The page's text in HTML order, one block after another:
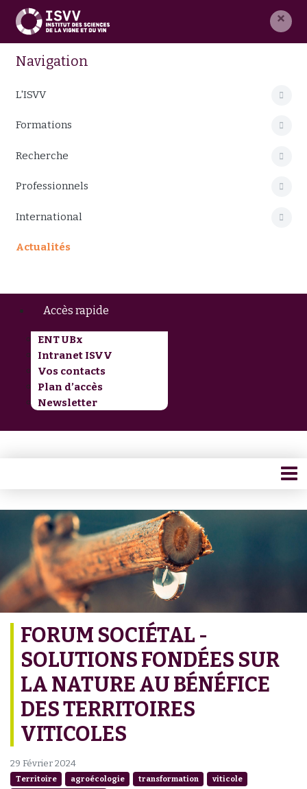
×
Navigation
L'ISVV
Formations
Recherche
Professionnels
International
Actualités
Accès rapide
ENT UBx
Intranet ISVV
Vos contacts
Plan d’accès
Newsletter
FORUM SOCIÉTAL -
SOLUTIONS FONDÉES SUR
LA NATURE AU BÉNÉFICE
DES TERRITOIRES
VITICOLES
29 Février 2024
Territoire agroécologie transformation
viticole